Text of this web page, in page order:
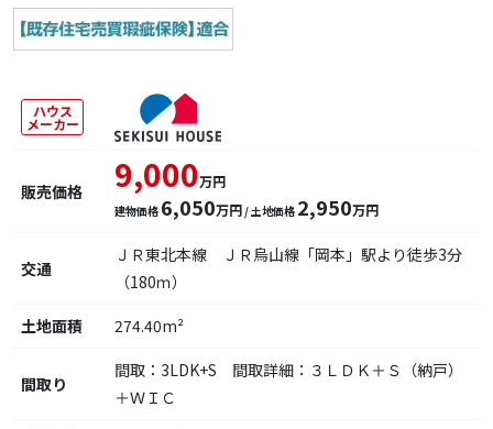
ハウス
メーカー
販売価格 9,000万円
建物価格 6,050万円/ 土地価格 2,950万円
交通
ＪＲ東北本線 ＪＲ烏山線「岡本」駅より徒歩3分
（180ｍ）
土地面積
274.40m²
間取り
間取：3LDK+S 間取詳細：３ＬＤＫ＋Ｓ（納戸）
＋ＷＩＣ